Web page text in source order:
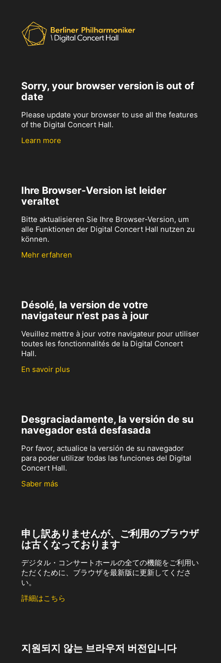
Sorry, your browser version is out of
date
Please update your browser to use all the features
of the Digital Concert Hall.
Learn more
Ihre Browser-Version ist leider
veraltet
Bitte aktualisieren Sie Ihre Browser-Version, um
alle Funktionen der Digital Concert Hall nutzen zu
können.
Mehr erfahren
Désolé, la version de votre
navigateur n’est pas à jour
Veuillez mettre à jour votre navigateur pour utiliser
toutes les fonctionnalités de la Digital Concert
Hall.
En savoir plus
Desgraciadamente, la versión de su
navegador está desfasada
Por favor, actualice la versión de su navegador
para poder utilizar todas las funciones del Digital
Concert Hall.
Saber más
申し訳ありませんが、ご利用のブラウザ
は古くなっております
デジタル・コンサートホールの全ての機能をご利用い
ただくために、ブラウザを最新版に更新してくださ
い。
詳細はこちら
지원되지 않는 브라우저 버전입니다